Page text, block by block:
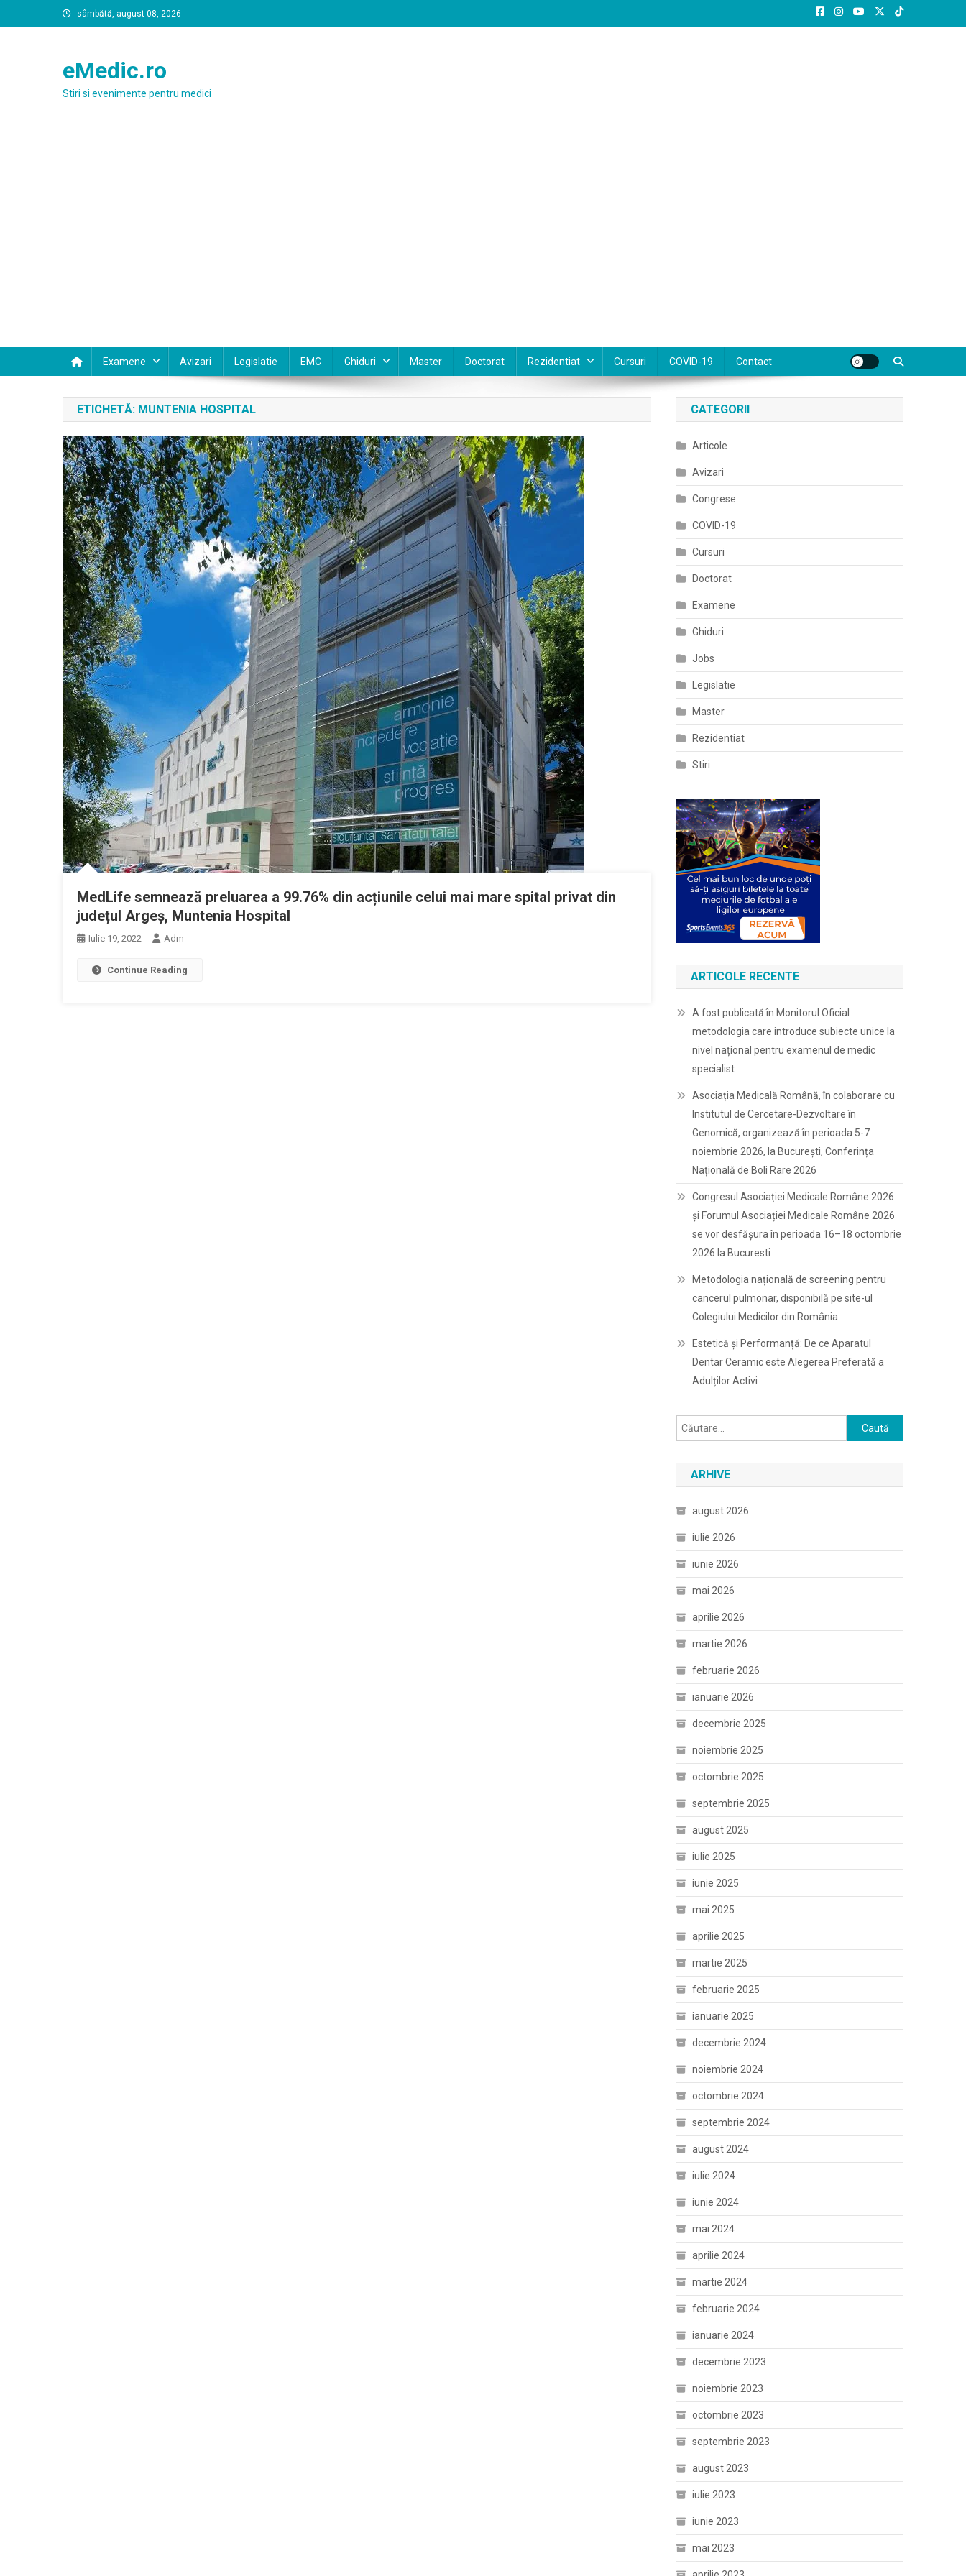
to
sâmbătă, august 08, 2026
eMedic.ro
Stiri si evenimente pentru medici
Examene Avizari Legislatie EMC Ghiduri Master Doctorat Rezidentiat Cursuri COVID-19 Contact
ETICHETĂ: MUNTENIA HOSPITAL
MedLife semnează preluarea a 99.76% din acțiunile celui mai mare spital privat din
județul Argeș, Muntenia Hospital
Iulie 19, 2022 Adm
Continue Reading
CATEGORII
Articole
Avizari
Congrese
COVID-19
Cursuri
Doctorat
Examene
Ghiduri
Jobs
Legislatie
Master
Rezidentiat
Stiri
ARTICOLE RECENTE
A fost publicată în Monitorul Oficial
metodologia care introduce subiecte unice la
nivel național pentru examenul de medic
specialist
Asociația Medicală Română, în colaborare cu
Institutul de Cercetare-Dezvoltare în
Genomică, organizează în perioada 5-7
noiembrie 2026, la București, Conferința
Națională de Boli Rare 2026
Congresul Asociației Medicale Române 2026
și Forumul Asociației Medicale Române 2026
se vor desfășura în perioada 16–18 octombrie
2026 la Bucuresti
Metodologia națională de screening pentru
cancerul pulmonar, disponibilă pe site-ul
Colegiului Medicilor din România
Estetică și Performanță: De ce Aparatul
Dentar Ceramic este Alegerea Preferată a
Adulților Activi
Caută
după:
ARHIVE
august 2026
iulie 2026
iunie 2026
mai 2026
aprilie 2026
martie 2026
februarie 2026
ianuarie 2026
decembrie 2025
noiembrie 2025
octombrie 2025
septembrie 2025
august 2025
iulie 2025
iunie 2025
mai 2025
aprilie 2025
martie 2025
februarie 2025
ianuarie 2025
decembrie 2024
noiembrie 2024
octombrie 2024
septembrie 2024
august 2024
iulie 2024
iunie 2024
mai 2024
aprilie 2024
martie 2024
februarie 2024
ianuarie 2024
decembrie 2023
noiembrie 2023
octombrie 2023
septembrie 2023
august 2023
iulie 2023
iunie 2023
mai 2023